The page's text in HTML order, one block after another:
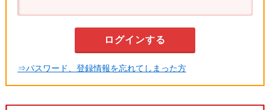
⇒パスワード、登録情報を忘れてしまった方